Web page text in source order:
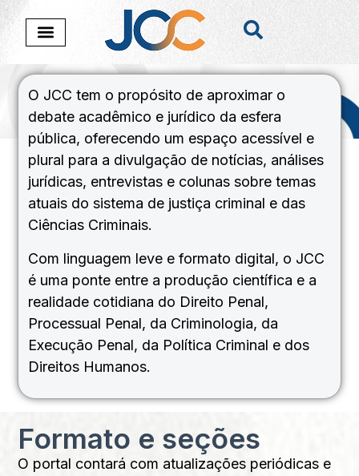
Sobre o JCC
O JCC tem o propósito de aproximar o
debate acadêmico e jurídico da esfera
pública, oferecendo um espaço acessível e
plural para a divulgação de notícias, análises
jurídicas, entrevistas e colunas sobre temas
atuais do sistema de justiça criminal e das
Ciências Criminais.
Com linguagem leve e formato digital, o JCC
é uma ponte entre a produção científica e a
realidade cotidiana do Direito Penal,
Processual Penal, da Criminologia, da
Execução Penal, da Política Criminal e dos
Direitos Humanos.
Formato e seções
O portal contará com atualizações periódicas e